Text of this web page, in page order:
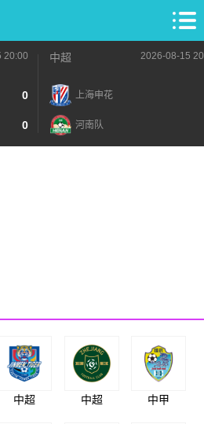
20:00
0
0
中超 2026-08-15
上海申花
河南队
中超 中超 中甲